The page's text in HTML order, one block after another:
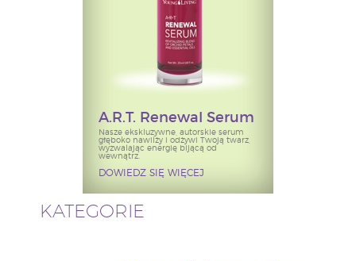
A.R.T. Renewal Serum
Nasze ekskluzywne, autorskie serum
głęboko nawilży i odżywi Twoją twarz,
wyzwalając energię bijącą od
wewnątrz.
DOWIEDZ SIĘ WIĘCEJ
KATEGORIE